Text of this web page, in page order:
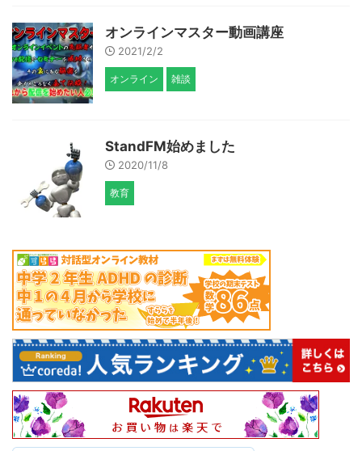
オンラインマスター動画講座
2021/2/2
オンライン 雑談
StandFM始めました
2020/11/8
教育